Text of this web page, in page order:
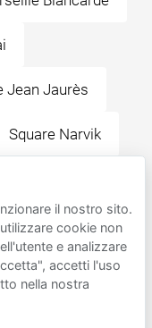
Jean Jaurès
Square Narvik
Grand-Est
Porte d'Aix
il nostro sito.
cookie non
e analizzare
accetti l'uso
nella nostra